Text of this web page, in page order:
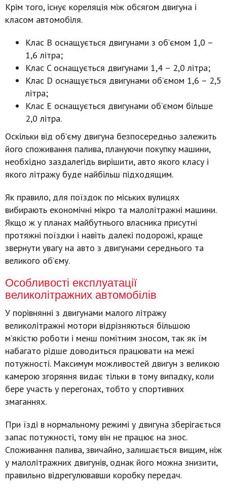
Крім того, існує кореляція між обсягом двигуна і
класом автомобіля.
Клас B оснащується двигунами з об’ємом 1,0 –
1,6 літра;
Клас C оснащується двигунами 1,4 – 2,0 літра;
Клас D оснащується двигунами об’ємом 1,6 – 2,5
літра;
Клас Е оснащується двигунами об’ємом більше
2,0 літра.
Оскільки від об’єму двигуна безпосередньо залежить
його споживання палива, плануючи покупку машини,
необхідно заздалегідь вирішити, авто якого класу і
якого літражу буде найбільш підходящим.
Як правило, для поїздок по міських вулицях
вибирають економічні мікро та малолітражні машини.
Якщо ж у планах майбутнього власника присутні
протяжні поїздки і навіть далекі подорожі, краще
звернути увагу на авто з двигунами середнього та
великого об’єму.
Особливості експлуатації
великолітражних автомобілів
У порівнянні з двигунами малого літражу
великолітражні мотори відрізняються більшою
м’якістю роботи і менш помітним зносом, так як їм
набагато рідше доводиться працювати на межі
потужності. Максимум можливостей двигун з великою
камерою згоряння видає тільки в тому випадку, коли
бере участь у перегонах, тобто у спортивних
змаганнях.
При їзді в нормальному режимі у двигуна зберігається
запас потужності, тому він не працює на знос.
Споживання палива, звичайно, залишається вищим, ніж
у малолітражних двигунів, однак його можна знизити,
правильно відрегулювавши коробку передач.